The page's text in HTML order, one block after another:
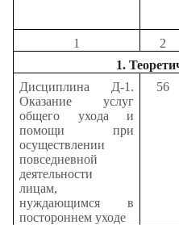
1
2
1.
Дисциплина Д-1.
Оказание услуг
общего ухода и
помощи при
осуществлении
повседневной
деятельности
лицам,
нуждающимся в
постороннем уходе
56